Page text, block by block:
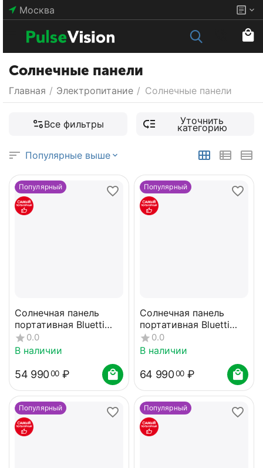
Москва
Солнечные панели
Главная / Электропитание / Солнечные панели
Все фильтры Уточнить
категорию
Популярные выше
Популярный
Солнечная панель
портативная Bluetti
PV350
0.0
В наличии
54 99000 ₽
Популярный
Солнечная панель
портативная Bluetti
PV420
0.0
В наличии
64 99000 ₽
Популярный Популярный